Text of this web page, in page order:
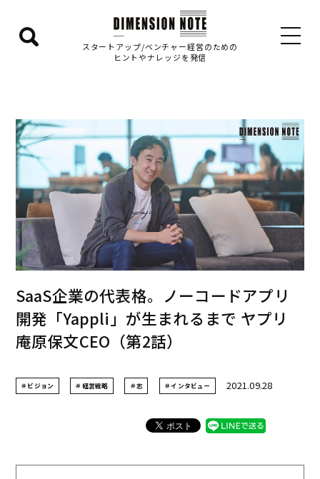
検
を
表
示
す
スタートアップ/ベンチャー経営のための
ヒントやナレッジを発信
SaaS企業の代表格。ノーコードアプリ
開発「Yappli」が生まれるまで ヤプリ
庵原保文CEO（第2話）
＃ビジョン ＃経営戦略 ＃志 ＃インタビュー 2021.09.28